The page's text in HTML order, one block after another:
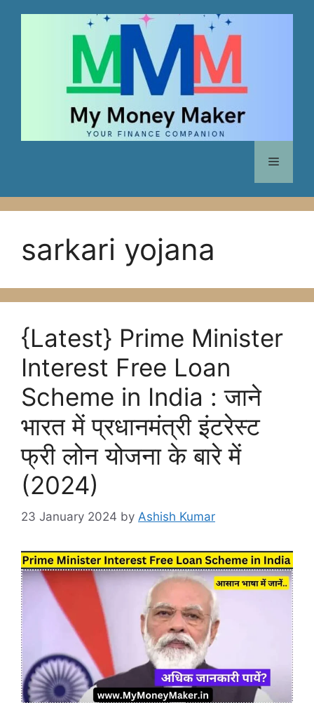
Menu
sarkari yojana
{Latest} Prime Minister
Interest Free Loan
Scheme in India : जाने
भारत में प्रधानमंत्री इंटरेस्ट
फ्री लोन योजना के बारे में
(2024)
23 January 2024 by Ashish Kumar